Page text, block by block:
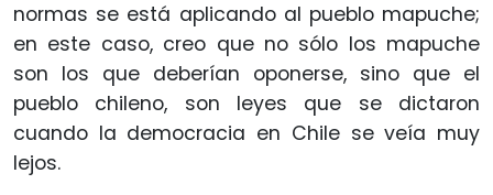
normas se está aplicando al pueblo mapuche;
en este caso, creo que no sólo los mapuche
son los que deberían oponerse, sino que el
pueblo chileno, son leyes que se dictaron
cuando la democracia en Chile se veía muy
lejos.